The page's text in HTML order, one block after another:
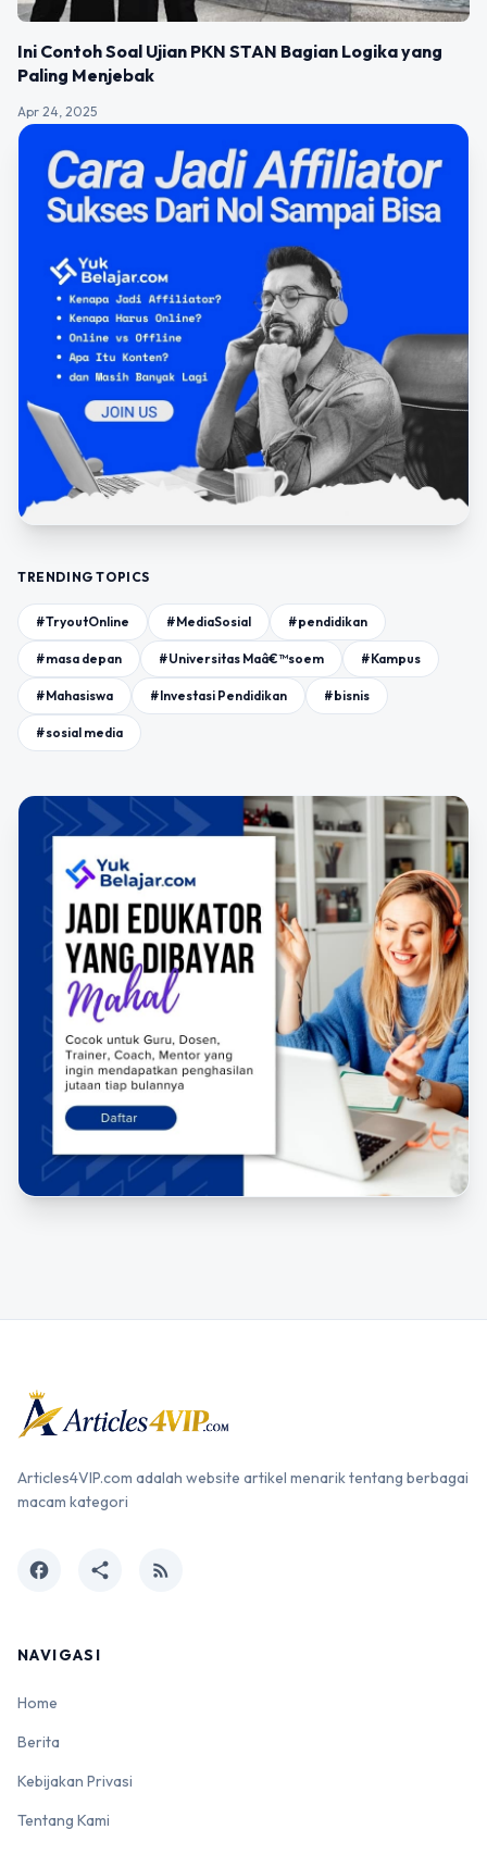
Ini Contoh Soal Ujian PKN STAN Bagian Logika yang
Paling Menjebak
Apr 24, 2025
TRENDING TOPICS
#TryoutOnline #MediaSosial #pendidikan
#masa depan #Universitas Maâ€™soem #Kampus
#Mahasiswa #Investasi Pendidikan #bisnis
#sosial media
Articles4VIP.com adalah website artikel menarik tentang berbagai
macam kategori
facebook share rss_feed
NAVIGASI
Home
Berita
Kebijakan Privasi
Tentang Kami